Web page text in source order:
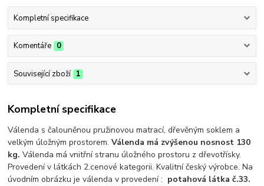
Kompletní specifikace
Komentáře 0
Související zboží 1
Kompletní specifikace
Válenda s čalouněnou pružinovou matrací, dřevěným soklem a
velkým úložným prostorem.Válenda má zvýšenou nosnost 130
kg.Válenda má vnitřní stranu úložného prostoru z dřevotřísky.
Provedení v látkách 2.cenové kategorii. Kvalitní český výrobce. Na
úvodním obrázku je válenda v provedení : potahová látka č.33.